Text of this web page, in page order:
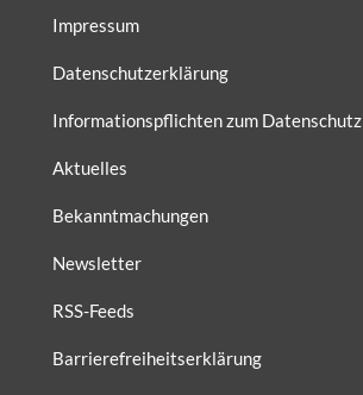
Impressum
Datenschutzerklärung
Informationspflichten zum Datenschutz
Aktuelles
Bekanntmachungen
Newsletter
RSS-Feeds
Barrierefreiheitserklärung